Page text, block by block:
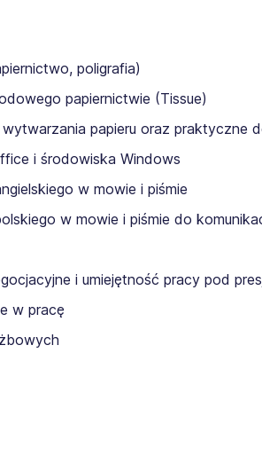
poligrafia)
papiernictwie (Tissue)
papieru oraz praktyczne
i środowiska Windows
w mowie i piśmie
w mowie i piśmie do
i umiejętność pracy pod
w pracę